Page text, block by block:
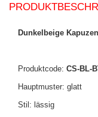
Dunkelbeige
Produktcode: CS-BL-
Hauptmuster: glatt
Stil: lässig